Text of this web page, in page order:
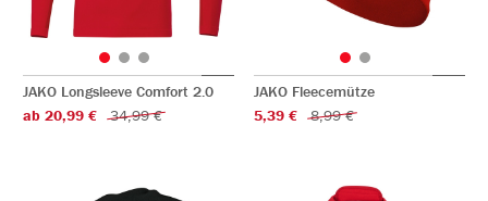
JAKO Longsleeve Comfort 2.0
ab 20,99 €
34,99 €
JAKO Fleecemütze
5,39 €
8,99 €